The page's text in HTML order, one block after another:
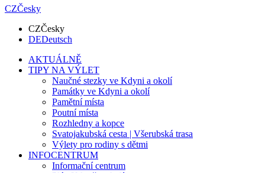
CZČesky
CZČesky
DEDeutsch
AKTUÁLNĚ
TIPY NA VÝLET
Naučné stezky ve Kdyni a okolí
Památky ve Kdyni a okolí
Pamětní místa
Poutní místa
Rozhledny a kopce
Svatojakubská cesta | Všerubská trasa
Výlety pro rodiny s dětmi
INFOCENTRUM
Informační centrum